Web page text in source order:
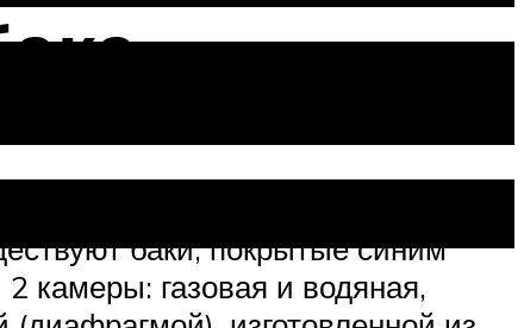
стальной корпус
баки, покрытые синим
камеры: газовая и водяная,